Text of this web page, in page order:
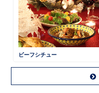
ビーフシチュー